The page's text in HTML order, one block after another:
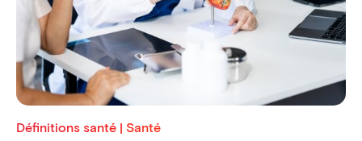
Définitions santé | Santé